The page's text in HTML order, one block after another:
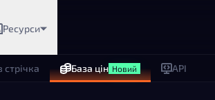
Ресурси
стрічка База цін Новий API